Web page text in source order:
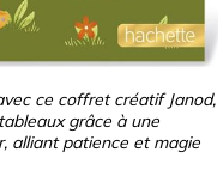
ce coffret créatif Janod,
grâce à une
alliant patience et magie